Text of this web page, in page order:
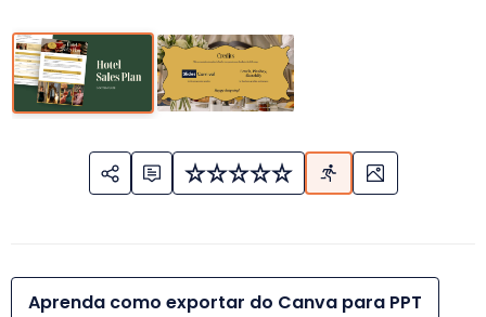
Aprenda como exportar do Canva para PPT